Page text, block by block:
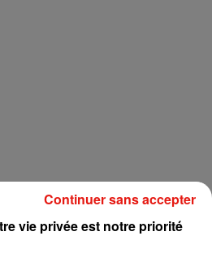
toutes les photos de la soirée
vie privée est notre priorité
Continuer sans accepter